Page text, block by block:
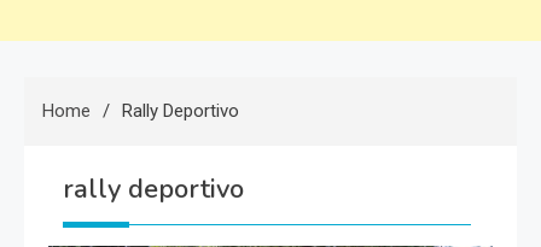
Home Rally Deportivo
rally deportivo